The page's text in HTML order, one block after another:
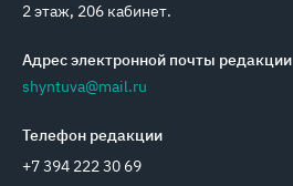
2 этаж, 206 кабинет.
Адрес электронной почты редакции
shyntuva@mail.ru
Телефон редакции
+7 394 222 30 69